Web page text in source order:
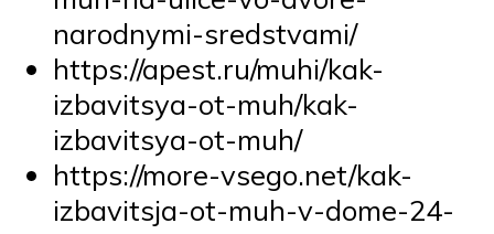
narodnymi-sredstvami/
https://apest.ru/muhi/kak-
izbavitsya-ot-muh/kak-
izbavitsya-ot-muh/
https://more-vsego.net/kak-
izbavitsja-ot-muh-v-dome-24-